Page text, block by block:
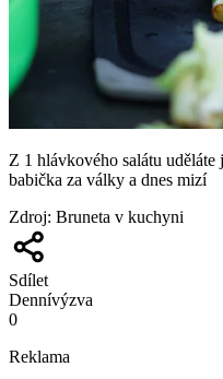
Z 1 hlávkového salátu
babička za války a dnes mizí
Zdroj: Bruneta v kuchyni
Sdílet
Dennívýzva
0
Reklama